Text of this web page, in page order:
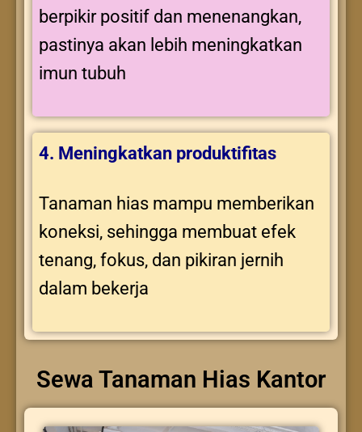
berpikir positif dan menenangkan,
pastinya akan lebih meningkatkan
imun tubuh
4. Meningkatkan produktifitas
Tanaman hias mampu memberikan
koneksi, sehingga membuat efek
tenang, fokus, dan pikiran jernih
dalam bekerja
Sewa Tanaman Hias Kantor